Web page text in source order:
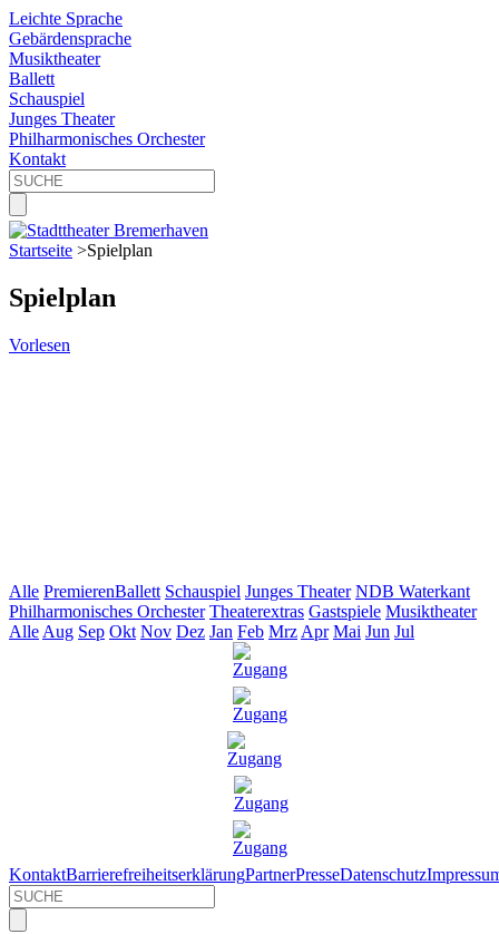
Leichte Sprache
Gebärdensprache
Musiktheater
Ballett
Schauspiel
Junges Theater
Philharmonisches Orchester
Kontakt
Startseite >Spielplan
Spielplan
Vorlesen
Alle PremierenBallett Schauspiel Junges Theater NDB Waterkant
Philharmonisches Orchester Theaterextras Gastspiele Musiktheater
Alle Aug Sep Okt Nov Dez Jan Feb Mrz Apr Mai Jun Jul
KontaktBarrierefreiheitserklärungPartnerPresseDatenschutz